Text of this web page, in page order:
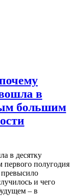
в
большим
в десятку
первого полугодия
и чего
– в